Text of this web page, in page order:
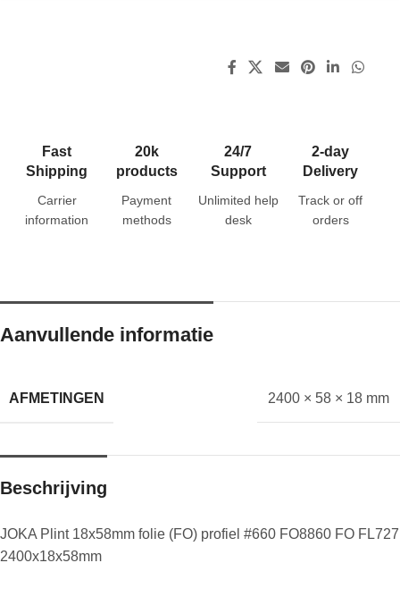
Fast
Shipping
Carrier
information
20k
products
Payment
methods
24/7
Support
Unlimited help
desk
2-day
Delivery
Track or off
orders
Aanvullende informatie
AFMETINGEN 2400 × 58 × 18 mm
Beschrijving
JOKA Plint 18x58mm folie (FO) profiel #660 FO8860 FO FL727
2400x18x58mm